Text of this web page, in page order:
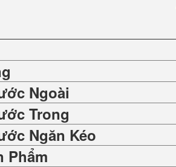
Ngoài
Trong
Ngăn Kéo
Phẩm